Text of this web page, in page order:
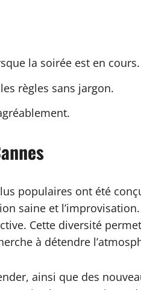
la soirée est en cours.
règles sans jargon.
populaires ont été
saine et l’improvisation.
Cette diversité permet
à détendre
ainsi que des